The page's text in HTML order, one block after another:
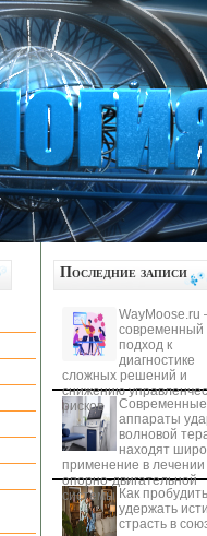
Последние записи
современный
подход к
диагностике
сложных решений и
снижению
рисков
Современные
аппараты
волновой
находят
применение в лечении
опорно-двигательной
системы Как
удержать
страсть в